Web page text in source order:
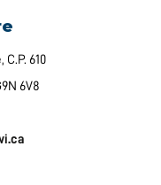
610
6V8